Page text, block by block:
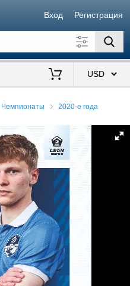
Вход Регистрация
Чемпионаты 2020-е года